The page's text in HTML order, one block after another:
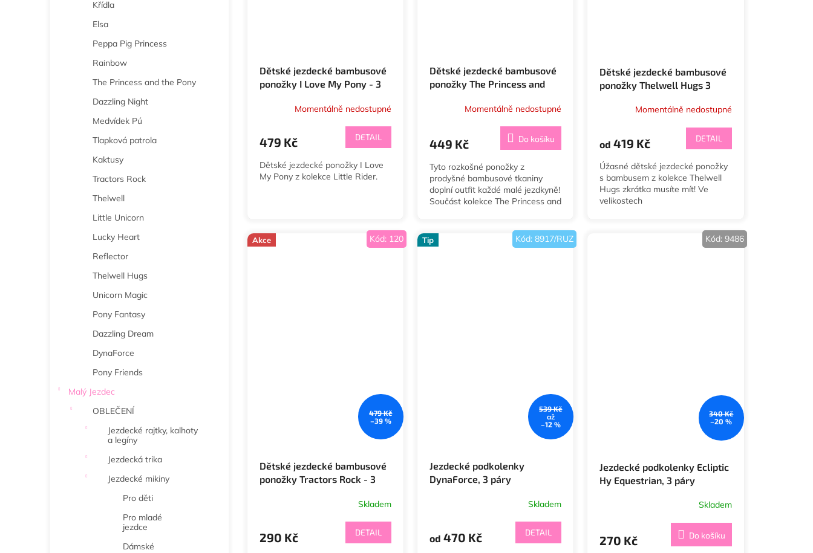
Křídla
Elsa
Peppa Pig Princess
Rainbow
The Princess and the Pony
Dazzling Night
Medvídek Pú
Tlapková patrola
Kaktusy
Tractors Rock
Thelwell
Little Unicorn
Lucky Heart
Reflector
Thelwell Hugs
Unicorn Magic
Pony Fantasy
Dazzling Dream
DynaForce
Pony Friends
Malý Jezdec
OBLEČENÍ
Jezdecké rajtky, kalhoty
a legíny
Jezdecká trika
Jezdecké mikiny
Pro děti
Pro mladé
jezdce
Dámské
Dětské jezdecké bambusové
ponožky I Love My Pony - 3
Momentálně nedostupné
479 Kč DETAIL
Dětské jezdecké ponožky I Love
My Pony z kolekce Little Rider.
Dětské jezdecké bambusové
ponožky The Princess and
Momentálně nedostupné
449 Kč Do košíku
Tyto rozkošné ponožky z
prodyšné bambusové tkaniny
doplní outfit každé malé jezdkyně!
Součást kolekce The Princess and
Dětské jezdecké bambusové
ponožky Thelwell Hugs 3
Momentálně nedostupné
od 419 Kč DETAIL
Úžasné dětské jezdecké ponožky
s bambusem z kolekce Thelwell
Hugs zkrátka musíte mít! Ve
velikostech
Akce
479 Kč
–39 %
Dětské jezdecké bambusové
ponožky Tractors Rock - 3
Skladem
290 Kč DETAIL
Kód: 120 Tip
539 Kč
až
–12 %
Jezdecké podkolenky
DynaForce, 3 páry
Skladem
od 470 Kč DETAIL
Kód: 8917/RUZ
340 Kč
–20 %
Jezdecké podkolenky Ecliptic
Hy Equestrian, 3 páry
Skladem
270 Kč Do košíku
Kód: 9486